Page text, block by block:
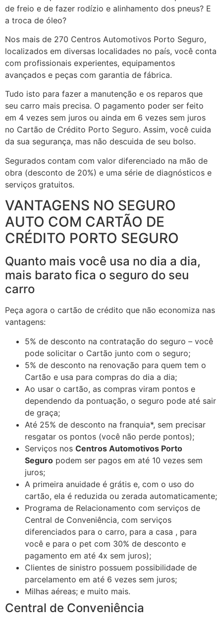
de freio e de fazer rodízio e alinhamento dos pneus? E
a troca de óleo?
Nos mais de 270 Centros Automotivos Porto Seguro,
localizados em diversas localidades no país, você conta
com profissionais experientes, equipamentos
avançados e peças com garantia de fábrica.
Tudo isto para fazer a manutenção e os reparos que
seu carro mais precisa. O pagamento poder ser feito
em 4 vezes sem juros ou ainda em 6 vezes sem juros
no Cartão de Crédito Porto Seguro. Assim, você cuida
da sua segurança, mas não descuida de seu bolso.
Segurados contam com valor diferenciado na mão de
obra (desconto de 20%) e uma série de diagnósticos e
serviços gratuitos.
VANTAGENS NO SEGURO
AUTO COM CARTÃO DE
CRÉDITO PORTO SEGURO
Quanto mais você usa no dia a dia,
mais barato fica o seguro do seu
carro
Peça agora o cartão de crédito que não economiza nas
vantagens:
5% de desconto na contratação do seguro – você
pode solicitar o Cartão junto com o seguro;
5% de desconto na renovação para quem tem o
Cartão e usa para compras do dia a dia;
Ao usar o cartão, as compras viram pontos e
dependendo da pontuação, o seguro pode até sair
de graça;
Até 25% de desconto na franquia*, sem precisar
resgatar os pontos (você não perde pontos);
Serviços nos Centros Automotivos Porto
Seguro podem ser pagos em até 10 vezes sem
juros;
A primeira anuidade é grátis e, com o uso do
cartão, ela é reduzida ou zerada automaticamente;
Programa de Relacionamento com serviços de
Central de Conveniência, com serviços
diferenciados para o carro, para a casa , para
você e para o pet com 30% de desconto e
pagamento em até 4x sem juros);
Clientes de sinistro possuem possibilidade de
parcelamento em até 6 vezes sem juros;
Milhas aéreas; e muito mais.
Central de Conveniência